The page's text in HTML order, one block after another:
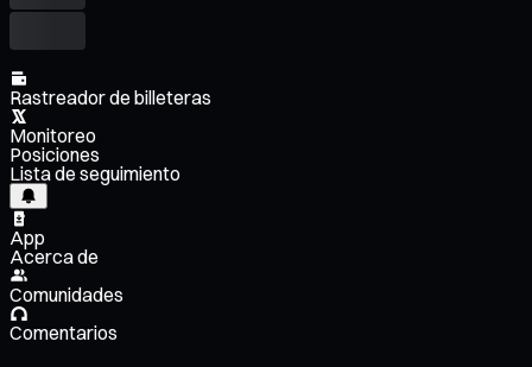
Rastreador de billeteras
Monitoreo
Posiciones
Lista de seguimiento
App
Acerca de
Comunidades
Comentarios